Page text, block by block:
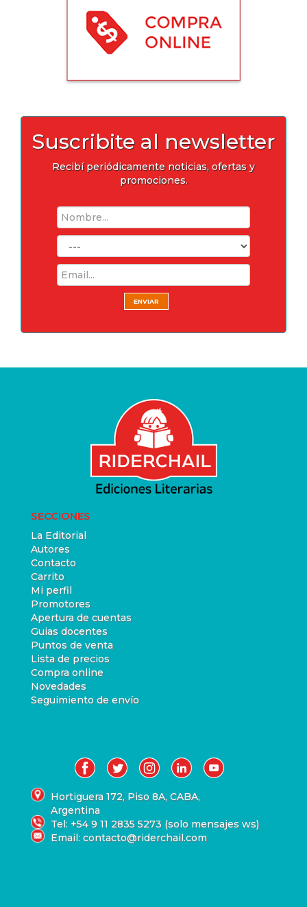
Suscribite al newsletter
Recibí periódicamente noticias, ofertas y
promociones.
SECCIONES
La Editorial
Autores
Contacto
Carrito
Mi perfil
Promotores
Apertura de cuentas
Guias docentes
Puntos de venta
Lista de precios
Compra online
Novedades
Seguimiento de envío
Hortiguera 172, Piso 8A, CABA,
Argentina
Tel: +54 9 11 2835 5273 (solo mensajes ws)
Email: contacto@riderchail.com